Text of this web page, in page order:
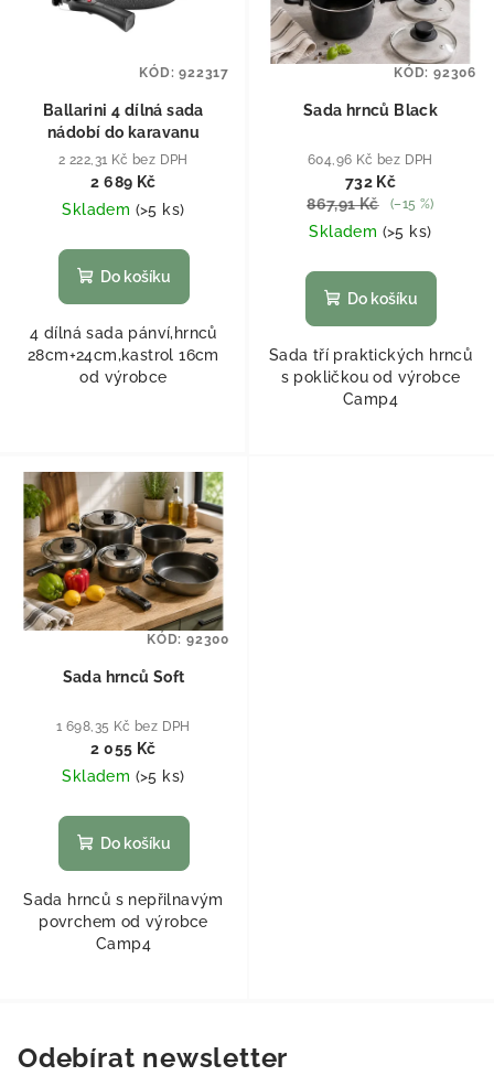
Ballarini 4 dílná sada
nádobí do karavanu
2 222,31 Kč bez DPH
2 689 Kč
Skladem (>5 ks)
Do košíku
4 dílná sada pánví,hrnců
28cm+24cm,kastrol 16cm
od výrobce
KÓD:922317
Sada hrnců Black
604,96 Kč bez DPH
732 Kč
867,91 Kč
(–15 %)
Skladem (>5 ks)
Do košíku
Sada tří praktických hrnců
s pokličkou od výrobce
Camp4
KÓD: 92306
Sada hrnců Soft
1 698,35 Kč bez DPH
2 055 Kč
Skladem (>5 ks)
Do košíku
Sada hrnců s nepřilnavým
povrchem od výrobce
Camp4
KÓD: 92300
Odebírat newsletter